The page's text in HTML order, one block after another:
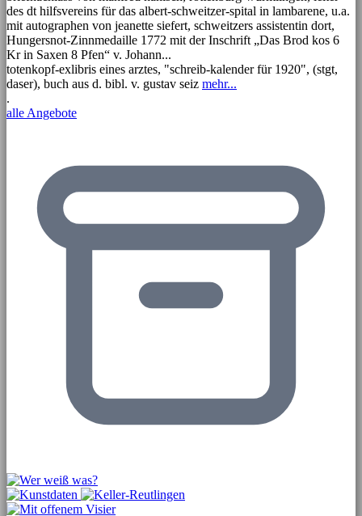
des dt hilfsvereins für das albert-schweitzer-spital in lambarene, u.a.
mit autographen von jeanette siefert, schweitzers assistentin dort,
Hungersnot-Zinnmedaille 1772 mit der Inschrift „Das Brod kos 6
Kr in Saxen 8 Pfen“ v. Johann...
totenkopf-exlibris eines arztes, "schreib-kalender für 1920", (stgt,
daser), buch aus d. bibl. v. gustav seiz mehr...
.
alle Angebote